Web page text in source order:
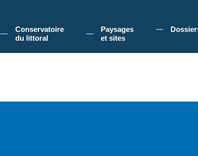
du littoral, vous acceptez l'utilisation de cookies pour vous
Conservatoire
du littoral
Paysages
et sites